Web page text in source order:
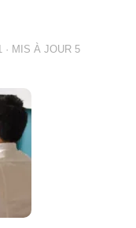
· MIS À JOUR 5